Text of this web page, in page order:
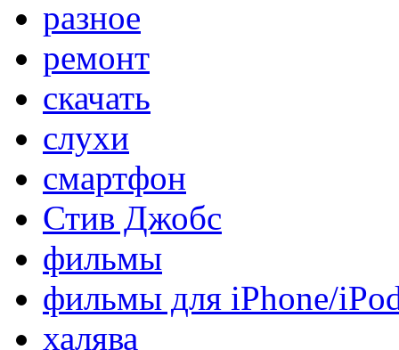
разное
ремонт
скачать
слухи
смартфон
Стив Джобс
фильмы
фильмы для iPhone/
халява